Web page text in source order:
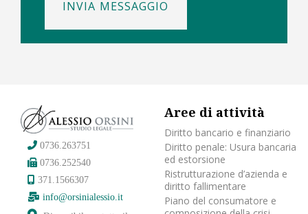
INVIA MESSAGGIO
0736.263751
0736.252540
371.1566307
info@orsinialessio.it
Aree di attività
Diritto bancario e finanziario
Diritto penale: Usura bancaria
ed estorsione
Ristrutturazione d’azienda e
diritto fallimentare
Piano del consumatore e